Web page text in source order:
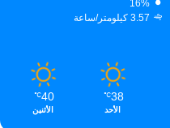
16%
3.57 كيلومتر/ساعة
38
℃
الأحد
40
℃
الأثنين